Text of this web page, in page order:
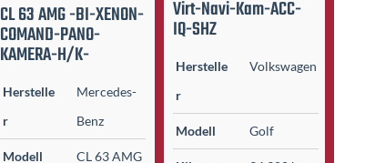
CL 63 AMG -BI-XENON-
COMAND-PANO-
KAMERA-H/K-
Herstelle
r
Mercedes-
Benz
Modell CL 63 AMG
Virt-Navi-Kam-ACC-
IQ-SHZ
Herstelle
r
Volkswagen
Modell Golf